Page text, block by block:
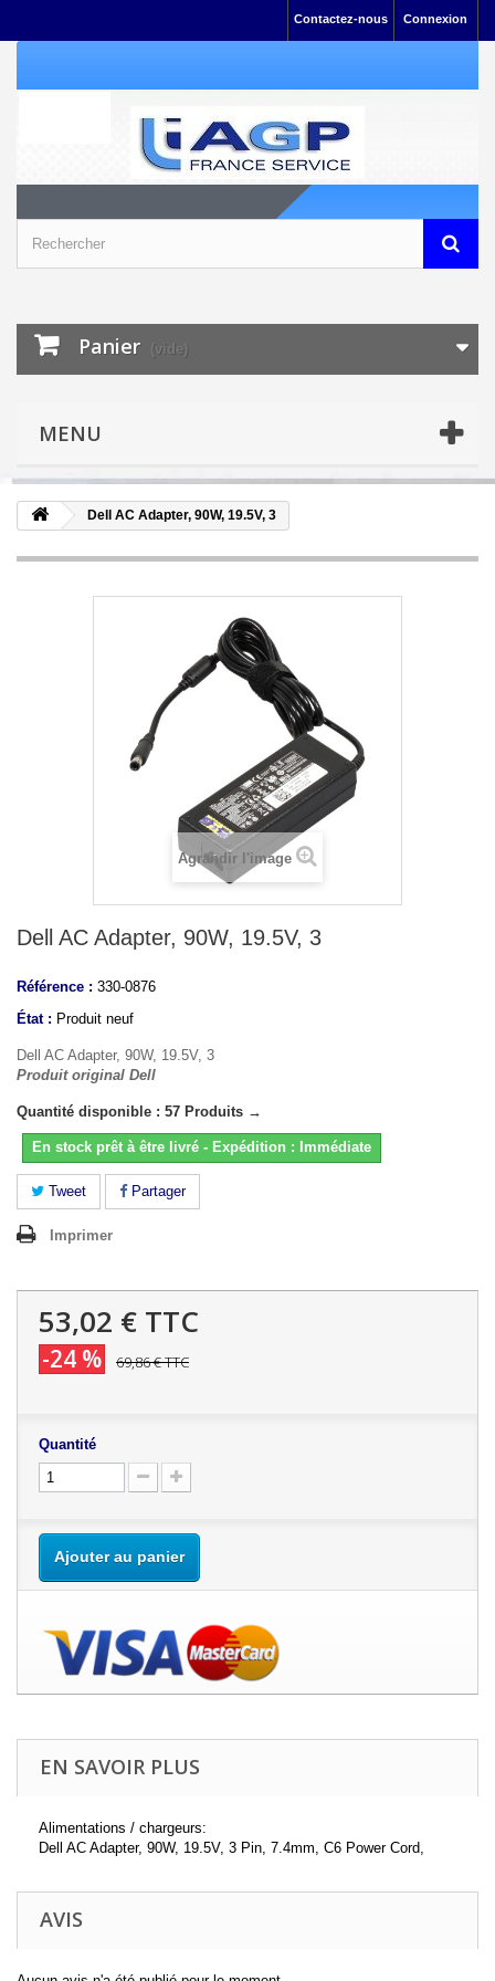
Connexion
Contactez-nous
Panier (vide)
MENU
Dell AC Adapter, 90W, 19.5V, 3
Agrandir l'image
Dell AC Adapter, 90W, 19.5V, 3
Référence : 330-0876
État : Produit neuf
Dell AC Adapter, 90W, 19.5V, 3
Produit original Dell
Quantité disponible : 57 Produits →
En stock prêt à être livré - Expédition : Immédiate
Tweet Partager
Imprimer
53,02 € TTC
-24 % 69,86 €TTC
Quantité
Ajouter au panier
EN SAVOIR PLUS
Alimentations / chargeurs:
Dell AC Adapter, 90W, 19.5V, 3 Pin, 7.4mm, C6 Power Cord,
AVIS